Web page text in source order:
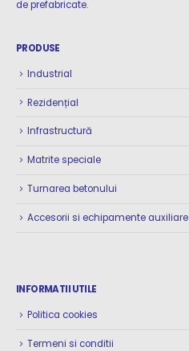
de prefabricate.
PRODUSE
Industrial
Rezidențial
Infrastructură
Matrite speciale
Turnarea betonului
Accesorii si echipamente auxiliare
INFORMATII UTILE
Politica cookies
Termeni si conditii